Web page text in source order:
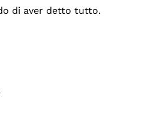
di aver detto tutto.